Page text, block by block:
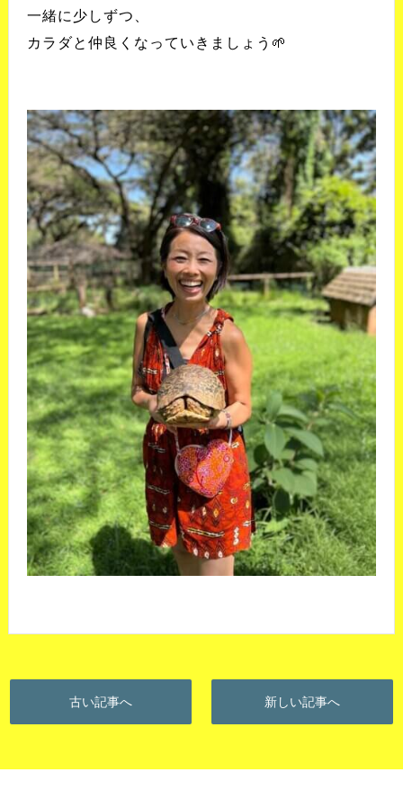
一緒に少しずつ、
カラダと仲良くなっていきましょう🌱
古い記事へ 新しい記事へ